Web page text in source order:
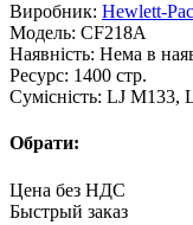
Виробник: Hewlett-
Модель: CF218A
Наявність: Нема в
Ресурс: 1400 стр.
Сумісність: LJ M133,
Обрати:
Цена без НДС
Быстрый заказ